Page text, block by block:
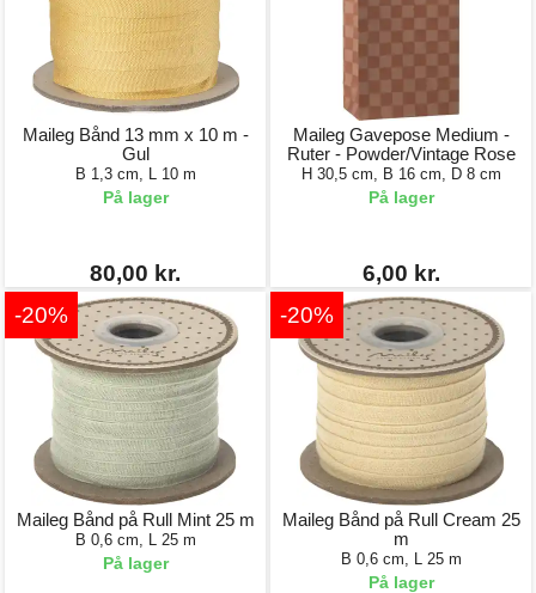
Maileg Bånd 13 mm x 10 m -
Gul
B 1,3 cm, L 10 m
På lager
80,00 kr.
Maileg Gavepose Medium -
Ruter - Powder/Vintage Rose
H 30,5 cm, B 16 cm, D 8 cm
På lager
6,00 kr.
-20%
Maileg Bånd på Rull Mint 25 m
B 0,6 cm, L 25 m
På lager
-20%
Maileg Bånd på Rull Cream 25
m
B 0,6 cm, L 25 m
På lager